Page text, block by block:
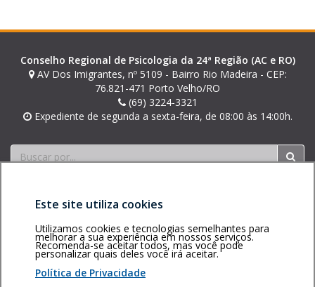
o
v
a
e
.
Conselho Regional de Psicologia da 24ª Região (AC e RO)
AV Dos Imigrantes, nº 5109 - Bairro Rio Madeira - CEP:
76.821-471 Porto Velho/RO
(69) 3224-3321
Expediente de segunda a sexta-feira, de 08:00 às 14:00h.
Buscar
Área restritaPolítica de
privacidadePersonalização
de cookies
Este site utiliza cookies
Utilizamos cookies e tecnologias semelhantes para
melhorar a sua experiência em nossos serviços.
Recomenda-se aceitar todos, mas você pode
personalizar quais deles você irá aceitar.
Política de Privacidade